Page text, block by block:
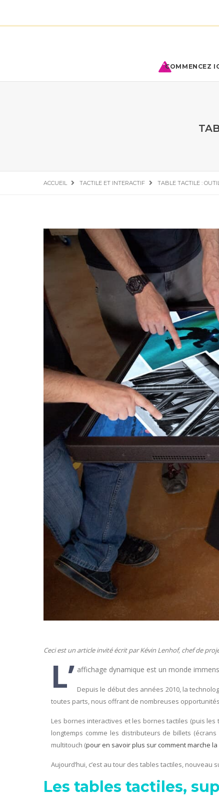
COMMENCEZ
ACCUEIL TACTILE ET INTERACTIF TABLE TACTILE :
Ceci est un article invité écrit par Kévin Lenhof, chef de
L’ affichage dynamique est un monde
Depuis le début des années 2010, la
toutes parts, nous offrant de nombreuses
Les bornes interactives et les bornes tactiles (puis
longtemps comme les distributeurs de billets
multitouch (pour en savoir plus sur comment marche
Aujourd’hui, c’est au tour des tables tactiles,
Les tables tactiles,